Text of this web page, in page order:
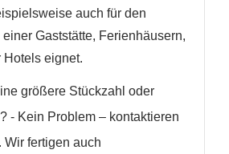
auch für den
Gaststätte, Ferienhäusern,
Hotels eignet.
größere Stückzahl oder
- Kein Problem – kontaktieren
Wir fertigen auch